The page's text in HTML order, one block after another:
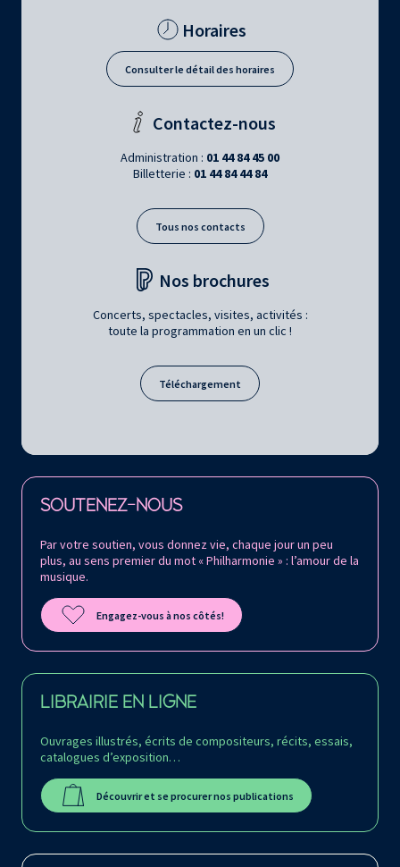
Horaires
Consulter le détail des horaires
Contactez-nous
Administration : 01 44 84 45 00
Billetterie : 01 44 84 44 84
Tous nos contacts
Nos brochures
Concerts, spectacles, visites, activités :
toute la programmation en un clic !
Téléchargement
SOUTENEZ-NOUS
Par votre soutien, vous donnez vie, chaque jour un peu
plus, au sens premier du mot « Philharmonie » : l’amour de la
musique.
Engagez-vous à nos côtés!
LIBRAIRIE EN LIGNE
Ouvrages illustrés, écrits de compositeurs, récits, essais,
catalogues d’exposition…
Découvrir et se procurer nos publications
Retrouvez la Philharmonie de Paris sur